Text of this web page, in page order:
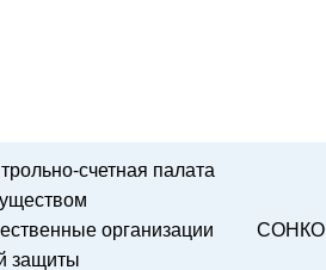
счетная палата
организации
СОНКО
защиты